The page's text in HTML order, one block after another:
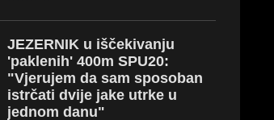
JEZERNIK u iščekivanju
'paklenih' 400m SPU20:
"Vjerujem da sam sposoban
istrčati dvije jake utrke u
jednom danu"